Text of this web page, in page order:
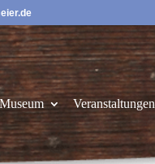
Veranstaltungen